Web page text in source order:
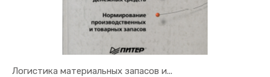
Логистика материальных запасов и...